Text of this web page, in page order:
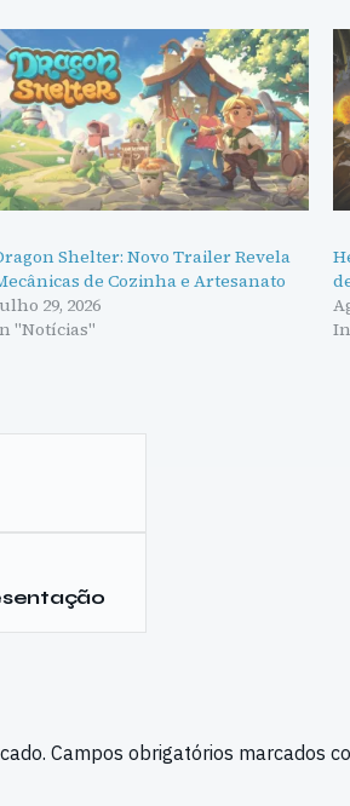
Shelter: Novo Trailer Revela
de Cozinha e Artesanato
29, 2026
"Notícias"
Campos obrigatórios marcados